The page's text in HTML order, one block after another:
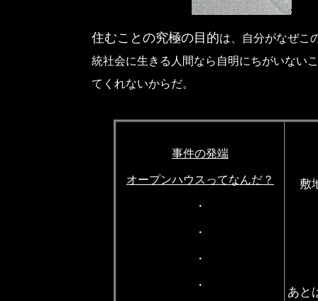
住むことの究極の目的は、自分がなぜこ
統社会に生きる人間なら自明にちがいない
てくれないからだ。
事件の発端
オープンハウスってなんだ？
・
・
・
・
敷
あと